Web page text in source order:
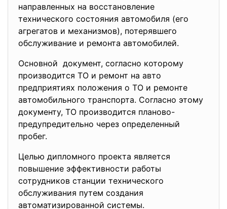
направленных на восстановление
технического состояния автомобиля (его
агрегатов и механизмов), потерявшего
обслуживание и ремонта автомобилей.
Основной документ, согласно которому
производится ТО и ремонт на авто
предприятиях положения о ТО и ремонте
автомобильного транспорта. Согласно этому
документу, ТО производится планово-
предупредительно через определенный
пробег.
Целью дипломного проекта является
повышение эффективности работы
сотрудников станции технического
обслуживания путем создания
автоматизированной системы.